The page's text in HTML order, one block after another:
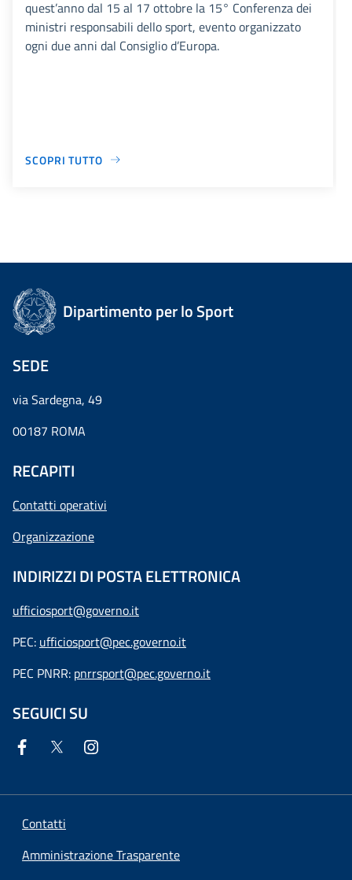
quest’anno dal 15 al 17 ottobre la 15° Conferenza dei
ministri responsabili dello sport, evento organizzato
ogni due anni dal Consiglio d’Europa.
SCOPRI TUTTO
Dipartimento per lo Sport
SEDE
via Sardegna, 49
00187 ROMA
RECAPITI
Contatti operativi
Organizzazione
INDIRIZZI DI POSTA ELETTRONICA
ufficiosport@governo.it
PEC: ufficiosport@pec.governo.it
PEC PNRR: pnrrsport@pec.governo.it
SEGUICI SU
Contatti
Amministrazione Trasparente